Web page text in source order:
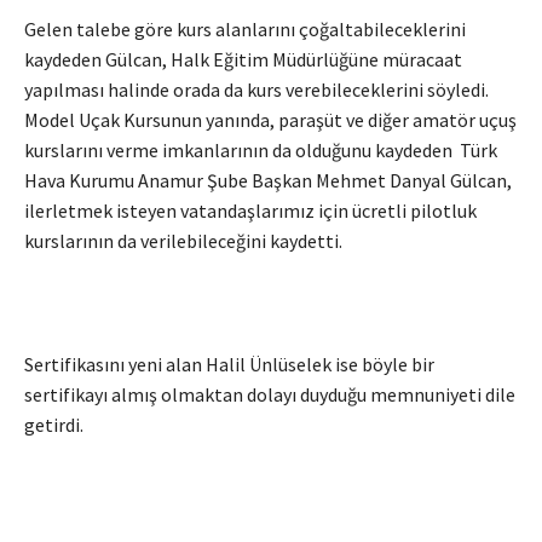
Gelen talebe göre kurs alanlarını çoğaltabileceklerini
kaydeden Gülcan, Halk Eğitim Müdürlüğüne müracaat
yapılması halinde orada da kurs verebileceklerini söyledi.
Model Uçak Kursunun yanında, paraşüt ve diğer amatör uçuş
kurslarını verme imkanlarının da olduğunu kaydeden Türk
Hava Kurumu Anamur Şube Başkan Mehmet Danyal Gülcan,
ilerletmek isteyen vatandaşlarımız için ücretli pilotluk
kurslarının da verilebileceğini kaydetti.
Sertifikasını yeni alan Halil Ünlüselek ise böyle bir
sertifikayı almış olmaktan dolayı duyduğu memnuniyeti dile
getirdi.